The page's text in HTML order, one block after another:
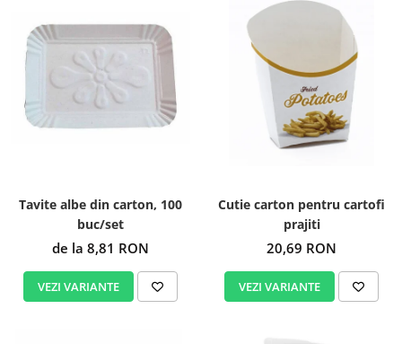
Tavite albe din carton, 100
buc/set
de la 8,81 RON
VEZI VARIANTE
Cutie carton pentru cartofi
prajiti
20,69 RON
VEZI VARIANTE